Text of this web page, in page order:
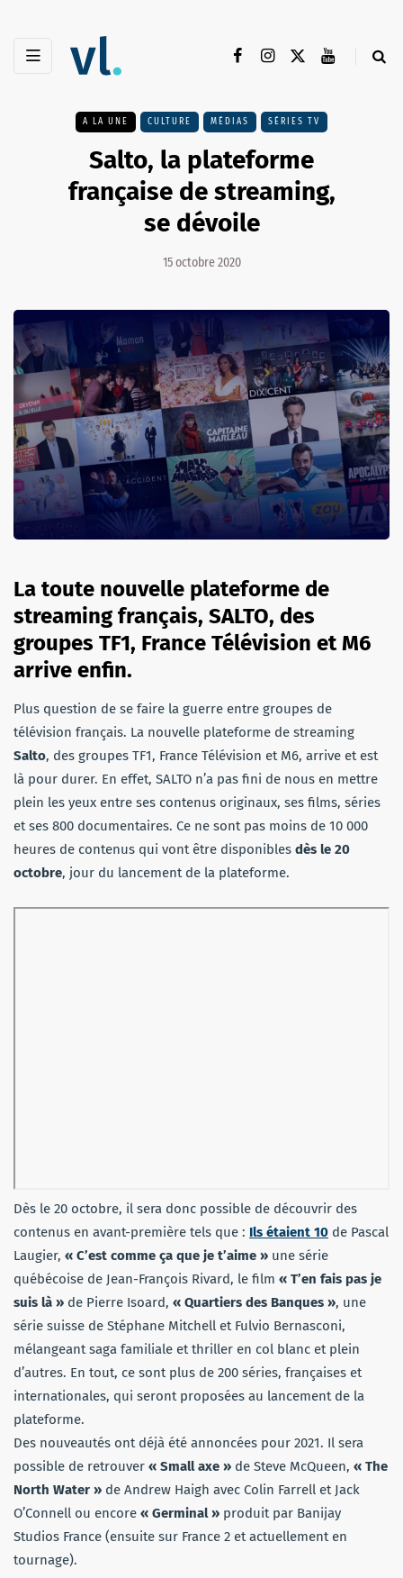
A LA UNE CULTURE MÉDIAS SÉRIES TV
Salto, la plateforme
française de streaming,
se dévoile
15 octobre 2020
La toute nouvelle plateforme de
streaming français, SALTO, des
groupes TF1, France Télévision et M6
arrive enfin.
Plus question de se faire la guerre entre groupes de
télévision français. La nouvelle plateforme de streaming
Salto, des groupes TF1, France Télévision et M6, arrive et est
là pour durer. En effet, SALTO n’a pas fini de nous en mettre
plein les yeux entre ses contenus originaux, ses films, séries
et ses 800 documentaires. Ce ne sont pas moins de 10 000
heures de contenus qui vont être disponibles dès le 20
octobre, jour du lancement de la plateforme.
Dès le 20 octobre, il sera donc possible de découvrir des
contenus en avant-première tels que : Ils étaient 10 de Pascal
Laugier, « C’est comme ça que je t’aime » une série
québécoise de Jean-François Rivard, le film « T’en fais pas je
suis là » de Pierre Isoard, « Quartiers des Banques », une
série suisse de Stéphane Mitchell et Fulvio Bernasconi,
mélangeant saga familiale et thriller en col blanc et plein
d’autres. En tout, ce sont plus de 200 séries, françaises et
internationales, qui seront proposées au lancement de la
plateforme.
Des nouveautés ont déjà été annoncées pour 2021. Il sera
possible de retrouver « Small axe » de Steve McQueen, « The
North Water » de Andrew Haigh avec Colin Farrell et Jack
O’Connell ou encore « Germinal » produit par Banijay
Studios France (ensuite sur France 2 et actuellement en
tournage).